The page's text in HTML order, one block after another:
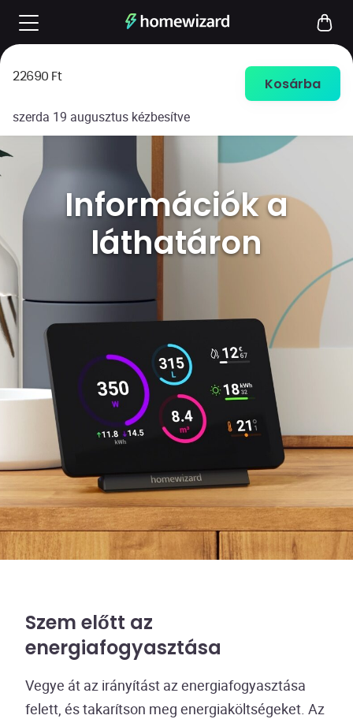
22690 Ft
szerda 19 augusztus kézbesítve
Kosárba
Információk a
láthatáron
Szem előtt az
energiafogyasztása
Vegye át az irányítást az energiafogyasztása
felett, és takarítson meg energiaköltségeket. Az